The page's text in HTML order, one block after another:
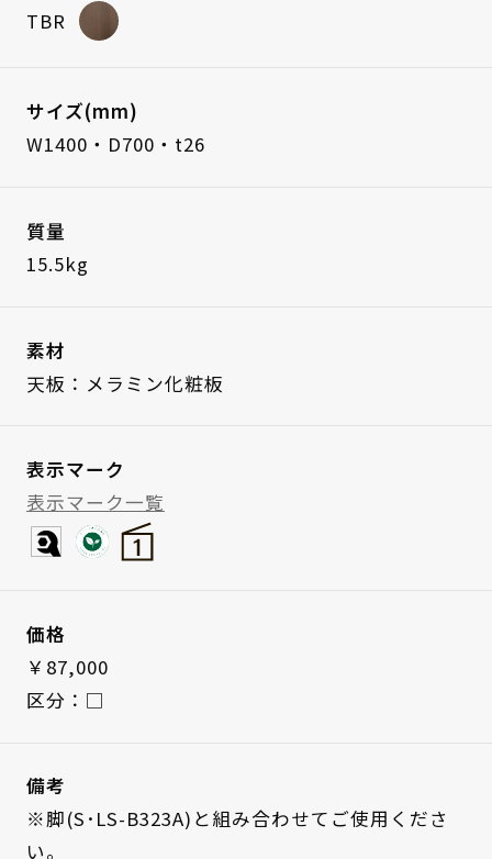
TBR
サイズ(mm)
W1400・D700・t26
質量
15.5kg
素材
天板：メラミン化粧板
表示マーク
表示マーク一覧
価格
￥87,000
区分：□
備考
※脚(S･LS-B323A)と組み合わせてご使用くださ
い。